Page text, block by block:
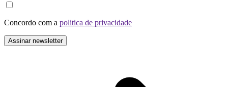
Concordo com a politica de privacidade